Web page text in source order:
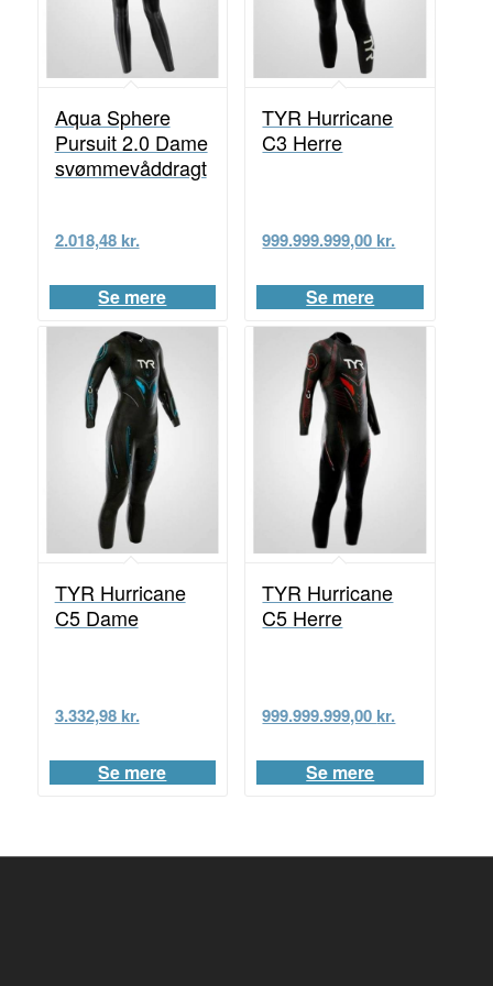
Aqua Sphere
Pursuit 2.0 Dame
svømmevåddragt
2.018,48 kr.
Se mere
TYR Hurricane
C3 Herre
999.999.999,00 kr.
Se mere
TYR Hurricane
C5 Dame
3.332,98 kr.
Se mere
TYR Hurricane
C5 Herre
999.999.999,00 kr.
Se mere